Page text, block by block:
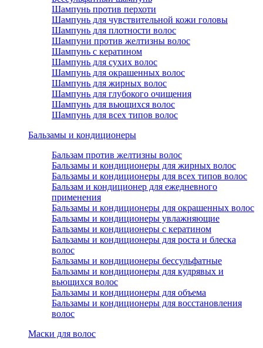
Шампунь против перхоти
Шампунь для чувствительной кожи головы
Шампунь для плотности волос
Шампуни против желтизны волос
Шампунь с кератином
Шампунь для сухих волос
Шампунь для окрашенных волос
Шампунь для жирных волос
Шампунь для глубокого очищения
Шампунь для вьющихся волос
Шампунь для всех типов волос
Бальзамы и кондиционеры
Бальзам против желтизны волос
Бальзамы и кондиционеры для жирных волос
Бальзамы и кондиционеры для всех типов волос
Бальзам и кондиционер для ежедневного
применения
Бальзамы и кондиционеры для окрашенных волос
Бальзамы и кондиционеры увлажняющие
Бальзамы и кондиционеры с кератином
Бальзамы и кондиционеры для роста и блеска
волос
Бальзамы и кондиционеры бессульфатные
Бальзамы и кондиционеры для кудрявых и
вьющихся волос
Бальзамы и кондиционеры для объема
Бальзамы и кондиционеры для восстановления
волос
Маски для волос